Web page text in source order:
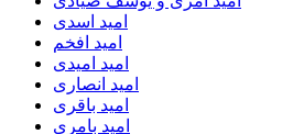
امید اسدی
امید افخم
امید امیدی
امید انصاری
امید باقری
امید بامری